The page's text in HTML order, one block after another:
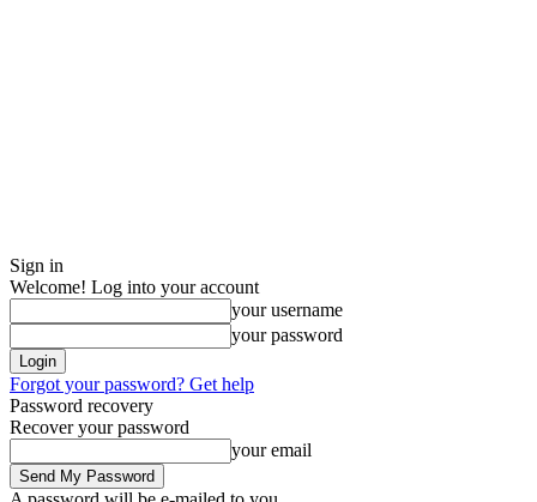
Sign in
Welcome! Log into your account
your username
your password
Forgot your password? Get help
Password recovery
Recover your password
your email